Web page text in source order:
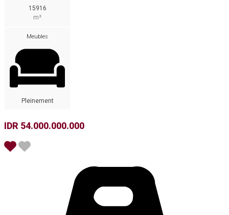
15916
m²
Meubles
Pleinement
IDR 54.000.000.000